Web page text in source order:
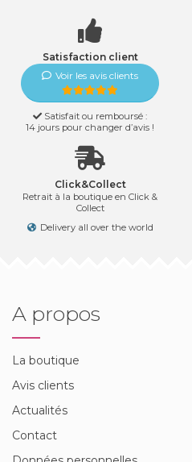
Satisfaction client
Voir les avis clients
Satisfait ou remboursé :
14 jours pour changer d’avis !
Click&Collect
Retrait à la boutique en Click &
Collect
Delivery all over the world
A propos
La boutique
Avis clients
Actualités
Contact